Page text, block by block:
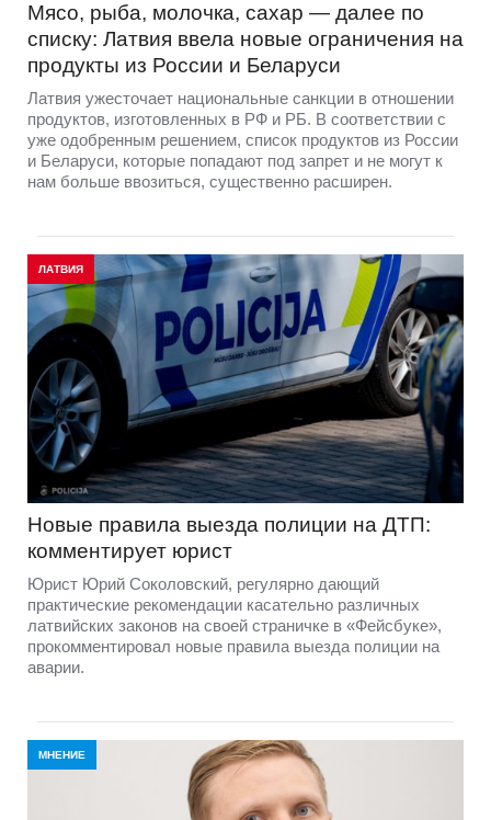
Мясо, рыба, молочка, сахар — далее по
списку: Латвия ввела новые ограничения на
продукты из России и Беларуси
Латвия ужесточает национальные санкции в отношении
продуктов, изготовленных в РФ и РБ. В соответствии с
уже одобренным решением, список продуктов из России
и Беларуси, которые попадают под запрет и не могут к
нам больше ввозиться, существенно расширен.
ЛАТВИЯ
Новые правила выезда полиции на ДТП:
комментирует юрист
Юрист Юрий Соколовский, регулярно дающий
практические рекомендации касательно различных
латвийских законов на своей страничке в «Фейсбуке»,
прокомментировал новые правила выезда полиции на
аварии.
МНЕНИЕ